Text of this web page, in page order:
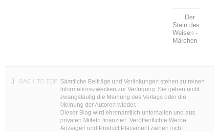
Der
Stein des
Weisen -
Märchen
BACK TO TOP Sämtliche Beiträge und Verlinkungen stehen zu reinen
Informationszwecken zur Verfügung. Sie geben nicht
zwangsläufig die Meinung des Verlags oder die
Meinung der Autoren wieder.
Dieser Blog wird ehrenamtlich unterhalten und aus
privaten Mitteln finanziert. Veröffentlichte Werbe
Anzeigen und Product Placement ziehen nicht